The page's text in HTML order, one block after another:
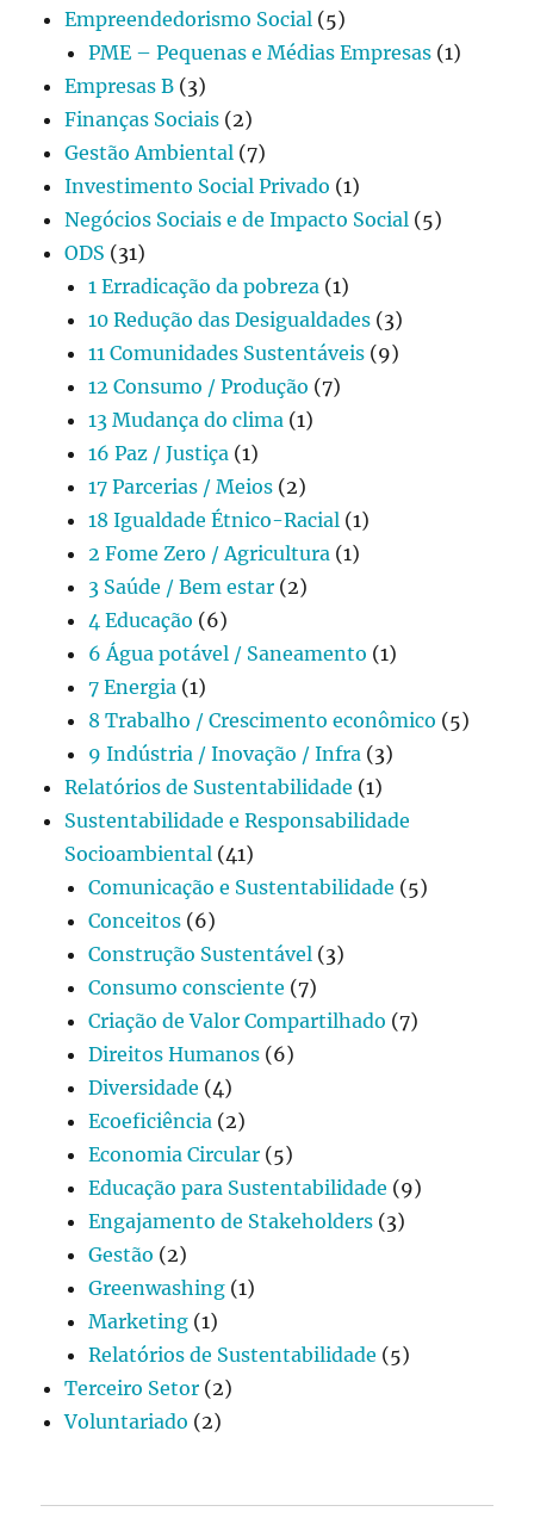
Empreendedorismo Social (5)
PME – Pequenas e Médias Empresas (1)
Empresas B (3)
Finanças Sociais (2)
Gestão Ambiental (7)
Investimento Social Privado (1)
Negócios Sociais e de Impacto Social (5)
ODS (31)
1 Erradicação da pobreza (1)
10 Redução das Desigualdades (3)
11 Comunidades Sustentáveis (9)
12 Consumo / Produção (7)
13 Mudança do clima (1)
16 Paz / Justiça (1)
17 Parcerias / Meios (2)
18 Igualdade Étnico-Racial (1)
2 Fome Zero / Agricultura (1)
3 Saúde / Bem estar (2)
4 Educação (6)
6 Água potável / Saneamento (1)
7 Energia (1)
8 Trabalho / Crescimento econômico (5)
9 Indústria / Inovação / Infra (3)
Relatórios de Sustentabilidade (1)
Sustentabilidade e Responsabilidade
Socioambiental (41)
Comunicação e Sustentabilidade (5)
Conceitos (6)
Construção Sustentável (3)
Consumo consciente (7)
Criação de Valor Compartilhado (7)
Direitos Humanos (6)
Diversidade (4)
Ecoeficiência (2)
Economia Circular (5)
Educação para Sustentabilidade (9)
Engajamento de Stakeholders (3)
Gestão (2)
Greenwashing (1)
Marketing (1)
Relatórios de Sustentabilidade (5)
Terceiro Setor (2)
Voluntariado (2)